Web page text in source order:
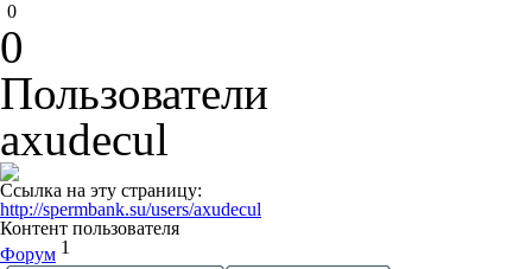
0
0
Пользователи
axudecul
Ссылка на эту страницу:
http://spermbank.su/users/axudecul
Контент пользователя
Форум 1